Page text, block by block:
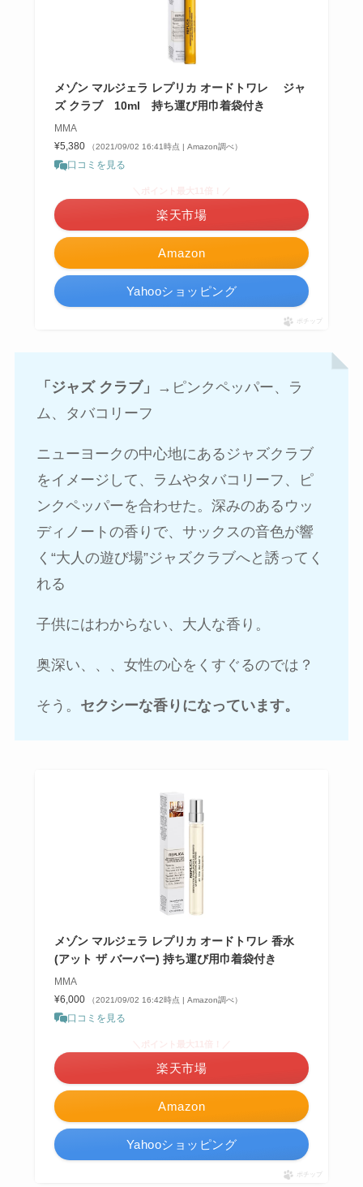
メゾン マルジェラ レプリカ オードトワレ ジャ
ズ クラブ 10ml 持ち運び用巾着袋付き
MMA
¥5,380
（2021/09/02 16:41時点 | Amazon調べ）
口コミを見る
Amazon
楽天市場
Yahooショッピング
ポチップ
「ジャズ クラブ」
→ピンクペッパー、ラ
ム、タバコリーフ
ニューヨークの中心地にあるジャズクラブ
をイメージして、ラムやタバコリーフ、ピ
ンクペッパーを合わせた。深みのあるウッ
ディノートの香りで、サックスの音色が響
く“大人の遊び場”ジャズクラブへと誘ってく
れる
子供にはわからない、大人な香り。
奥深い、、、女性の心をくすぐるのでは？
そう。 セクシーな香りになっています。
メゾン マルジェラ レプリカ オードトワレ 香水
(アット ザ バーバー) 持ち運び用巾着袋付き
MMA
¥6,000
（2021/09/02 16:42時点 | Amazon調べ）
口コミを見る
Amazon
楽天市場
Yahooショッピング
ポチップ